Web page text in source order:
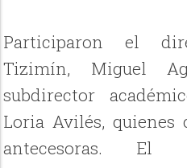
Participaron el
Tizimín, Miguel
subdirector
Loria Avilés,
antecesoras. El